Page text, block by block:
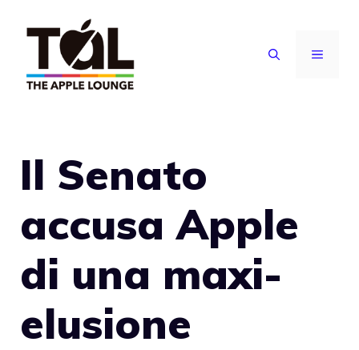
contenuto
MENU
Il Senato
accusa Apple
di una maxi-
elusione